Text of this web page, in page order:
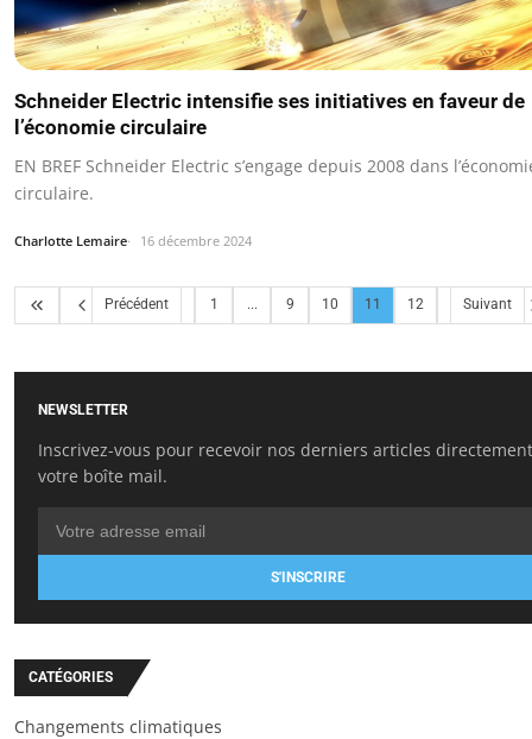
Schneider Electric intensifie ses initiatives en faveur de
l’économie circulaire
EN BREF Schneider Electric s’engage depuis 2008 dans
circulaire.
Charlotte Lemaire 16 décembre 2024
Précédent 1 ... 9 10 11 12 Suivant
NEWSLETTER
Inscrivez-vous pour recevoir nos derniers articles
votre boîte mail.
S'INSCRIRE
CATÉGORIES
Changements climatiques